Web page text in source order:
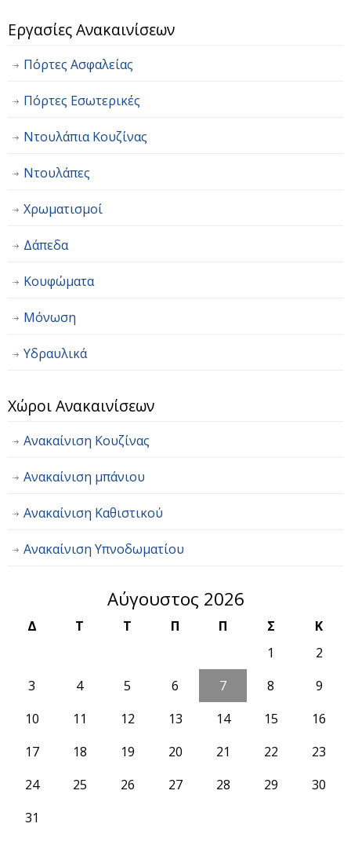
Εργασίες Ανακαινίσεων
Πόρτες Ασφαλείας
Πόρτες Εσωτερικές
Ντουλάπια Κουζίνας
Ντουλάπες
Χρωματισμοί
Δάπεδα
Κουφώματα
Μόνωση
Υδραυλικά
Χώροι Ανακαινίσεων
Ανακαίνιση Κουζίνας
Ανακαίνιση μπάνιου
Ανακαίνιση Καθιστικού
Ανακαίνιση Υπνοδωματίου
Αύγουστος 2026
Δ Τ Τ Π Π Σ
Κ
1
2
3
4 5 6 7 8
9
10
11 12 13 14 15
16
17
18 19 20 21 22
23
24
25 26 27 28 29
30
31